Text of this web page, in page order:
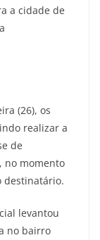
a cidade de
(26), os
realizar a
de
no momento
destinatário.
levantou
no bairro